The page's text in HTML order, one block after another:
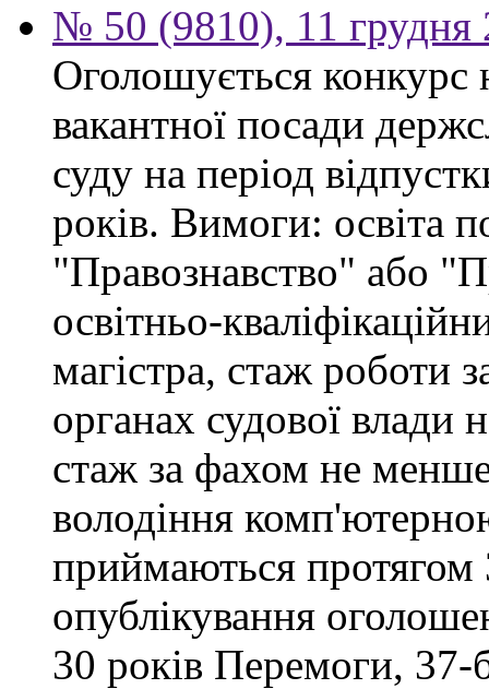
№ 50 (9810), 11 грудня
Оголошується конкурс
вакантної посади
суду на період
років. Вимоги: освіта
"Правознавство" або
освітньо-
магістра, стаж роботи
органах судової влади
стаж за фахом не
володіння
приймаються протягом
опублікування
30 років Перемоги,